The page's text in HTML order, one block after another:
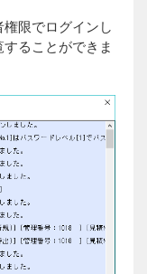
限でログインし
ることができま